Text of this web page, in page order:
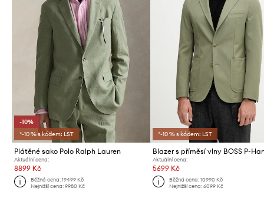
-10%
*-10 % s kódem: LST
Plátěné sako Polo Ralph Lauren
Aktuální cena:
8899 Kč
Běžná cena:19499 Kč
Nejnižší cena:9980 Kč
*-10 % s kódem: LST
Aktuální cena:
5699 Kč
Běžná cena: 10990 Kč
Nejnižší cena: 6099 Kč